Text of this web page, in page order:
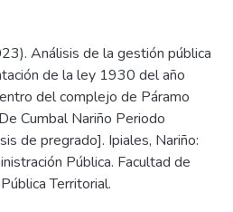
Análisis de la gestión pública
de la ley 1930 del año
del complejo de Páramo
Cumbal Nariño Periodo
de pregrado]. Ipiales, Nariño:
Pública. Facultad de
Territorial.